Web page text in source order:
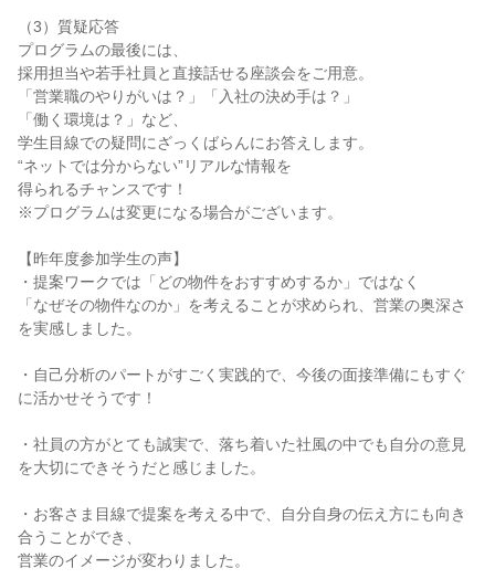
（3）質疑応答
プログラムの最後には、
採用担当や若手社員と直接話せる座談会をご用意。
「営業職のやりがいは？」「入社の決め手は？」
「働く環境は？」など、
学生目線での疑問にざっくばらんにお答えします。
“ネットでは分からない”リアルな情報を
得られるチャンスです！
※プログラムは変更になる場合がございます。
【昨年度参加学生の声】
・提案ワークでは「どの物件をおすすめするか」ではなく
「なぜその物件なのか」を考えることが求められ、営業の奥深さ
を実感しました。
・自己分析のパートがすごく実践的で、今後の面接準備にもすぐ
に活かせそうです！
・社員の方がとても誠実で、落ち着いた社風の中でも自分の意見
を大切にできそうだと感じました。
・お客さま目線で提案を考える中で、自分自身の伝え方にも向き
合うことができ、
営業のイメージが変わりました。